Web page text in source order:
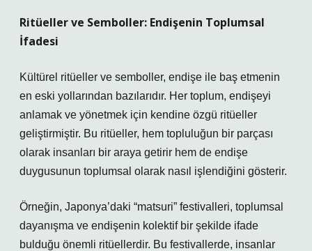
Ritüeller ve Semboller: Endişenin Toplumsal
İfadesi
Kültürel ritüeller ve semboller, endişe ile baş etmenin
en eski yollarından bazılarıdır. Her toplum, endişeyi
anlamak ve yönetmek için kendine özgü ritüeller
geliştirmiştir. Bu ritüeller, hem topluluğun bir parçası
olarak insanları bir araya getirir hem de endişe
duygusunun toplumsal olarak nasıl işlendiğini gösterir.
Örneğin, Japonya’daki “matsuri” festivalleri, toplumsal
dayanışma ve endişenin kolektif bir şekilde ifade
bulduğu önemli ritüellerdir. Bu festivallerde, insanlar